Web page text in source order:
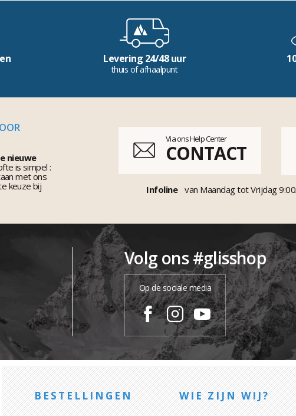
Levering 24/48 uur
thuis of afhaalpunt
nieuwe
is simpel :
met ons
keuze bij
Via ons Help Center
CONTACT
Infoline van Maandag tot Vrijdag
Volg ons #glisshop
Op de sociale media
BESTELLINGEN WIE ZIJN WIJ?